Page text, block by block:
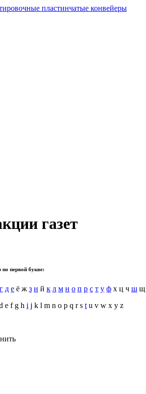
газет
по первой букве:
г д е ё ж з и й к л м н о п р с т у ф х ц ч ш щ
e f g h i j k l m n o p q r s t u v w x y z